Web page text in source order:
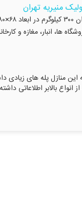
منیریه تهران
ها، انبار، مغازه و
این منازل پله های
بالابر اطلاعاتی